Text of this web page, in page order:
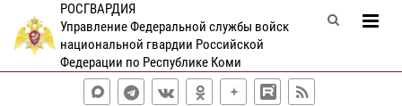
РОСГВАРДИЯ
Управление Федеральной службы войск
национальной гвардии Российской
Федерации по Республике Коми